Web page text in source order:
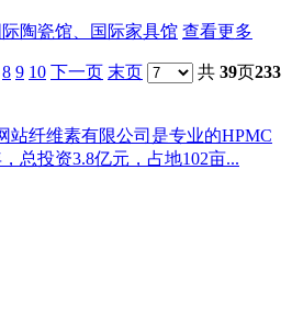
陶瓷馆、国际家具馆 查看更多
8 9 10 下一页 末页 共 39页233
站纤维素有限公司是专业的HPMC
总投资3.8亿元，占地102亩...